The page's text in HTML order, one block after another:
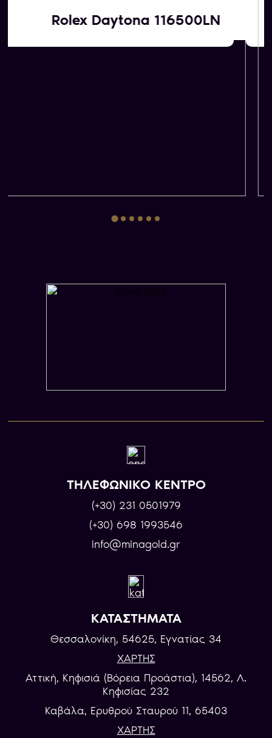
Αγοράζουμε εμείς
ΚΑΤΟΠΙΝ ΕΚΤΙΜΗΣΗΣ
Rolex Daytona 116500LN
ΤΗΛΕΦΩΝΙΚΟ ΚΕΝΤΡΟ
(+30) 231 0501979
(+30) 698 1993546
info@minagold.gr
ΚΑΤΑΣΤΗΜΑΤΑ
Θεσσαλονίκη, 54625, Εγνατίας 34
ΧΑΡΤΗΣ
Αττική, Κηφισιά (Βόρεια Προάστια), 14562, Λ.
Κηφισίας 232
Καβάλα, Eρυθρού Σταυρού 11, 65403
ΧΑΡΤΗΣ